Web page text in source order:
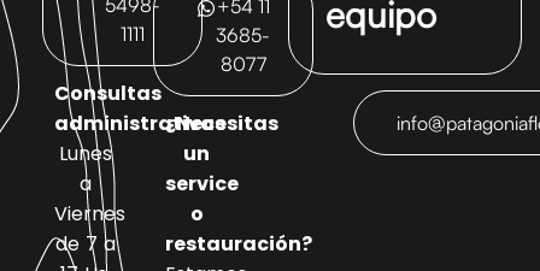
5498-
1111
Consultas
administrativas
Lunes
a
Viernes
de 7 a
+54 11
3685-
8077
¿Necesitas
un
service
o
restauración?
equipo